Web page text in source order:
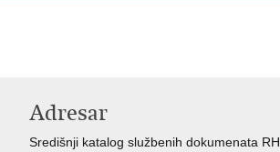
Adresar
Središnji katalog službenih dokumenata RH